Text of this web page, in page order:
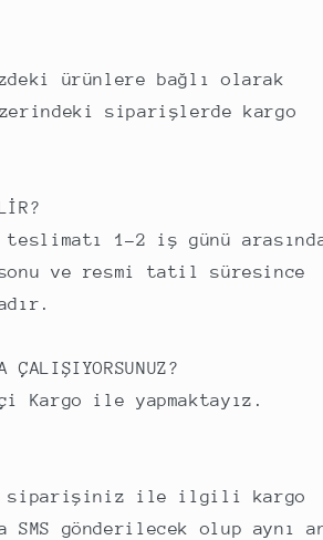
ürünlere bağlı olarak
siparişlerde kargo
1-2 iş günü
ve resmi tatil süresince
ÇALIŞIYORSUNUZ?
Kargo ile yapmaktayız.
siparişiniz ile ilgili kargo
SMS gönderilecek olup aynı